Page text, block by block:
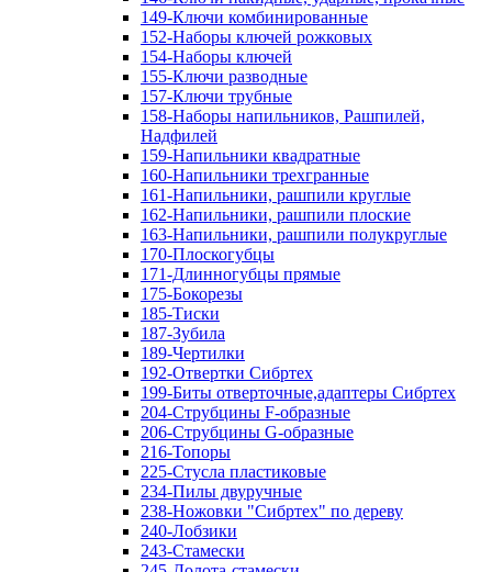
149-Ключи комбинированные
152-Наборы ключей рожковых
154-Наборы ключей
155-Ключи разводные
157-Ключи трубные
158-Наборы напильников, Рашпилей,
Надфилей
159-Напильники квадратные
160-Напильники трехгранные
161-Напильники, рашпили круглые
162-Напильники, рашпили плоские
163-Напильники, рашпили полукруглые
170-Плоскогубцы
171-Длинногубцы прямые
175-Бокорезы
185-Тиски
187-Зубила
189-Чертилки
192-Отвертки Сибртех
199-Биты отверточные,адаптеры Сибртех
204-Струбцины F-образные
206-Струбцины G-образные
216-Топоры
225-Стусла пластиковые
234-Пилы двуручные
238-Ножовки "Сибртех" по дереву
240-Лобзики
243-Стамески